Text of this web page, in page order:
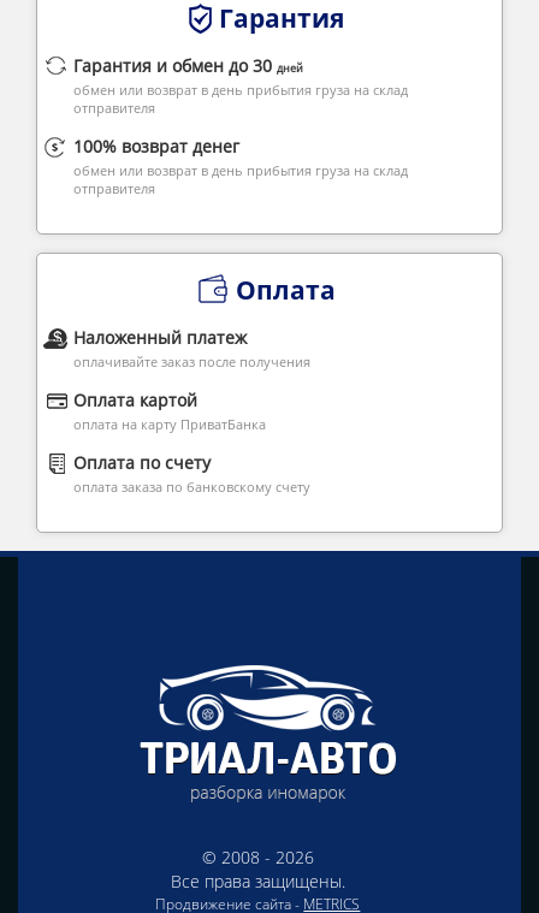
Гарантия
Гарантия и обмен до 30 дней
обмен или возврат в день прибытия груза на склад
отправителя
100% возврат денег
обмен или возврат в день прибытия груза на склад
отправителя
Оплата
Наложенный платеж
оплачивайте заказ после получения
Оплата картой
оплата на карту ПриватБанка
Оплата по счету
оплата заказа по банковскому счету
© 2008 - 2026
Все права защищены.
Продвижение сайта - METRICS